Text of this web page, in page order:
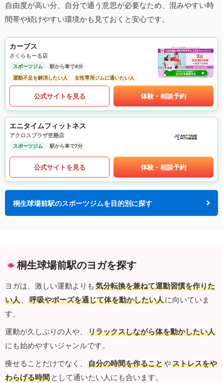
自由度が高い分、自分で通う意思が必要なため、混みやすい時
間帯や続けやすい環境かも見ておくと安心です。
カーブス
さくらもーる店
スポーツジム
駅から車で4分
運動不足を解消したい人
女性専用ジムに通いたい人
公式サイトを見る 体験・相談予約
エニタイムフィットネス
アクロスプラザ笠懸店
スポーツジム 駅から車で7分
公式サイトを見る 体験・相談予約
桐生球場前駅のスポーツジムを目的別に探す
桐生球場前駅のヨガを探す
ヨガは、激しい運動よりも 気分転換を兼ねて運動習慣を作りた
い人 、 呼吸やポーズを通じて体を動かしたい人に向いていま
す。
運動が久しぶりの人や、
リラックスしながら体を動かしたい人
にも始めやすいジャンルです。
痩せることだけでなく、
自分の時間を作ることやストレスをや
わらげる時間 として通いたい人にも合います。